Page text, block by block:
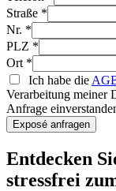
Straße *
Nr. *
PLZ *
Ort *
Ich habe die
Verarbeitung meiner
Anfrage
Exposé anfragen
Entdecken
stressfrei